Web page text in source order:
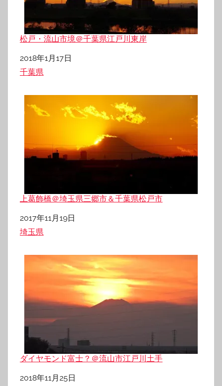
松戸・流山市境＠千葉県江戸川東岸
日付
2018年1月17日
関連理由
千葉県
上葛飾橋＠埼玉県三郷市＆千葉県松戸市
日付
2017年11月19日
関連理由
埼玉県
ダイヤモンド富士？＠流山市江戸川土手
日付
2018年11月25日